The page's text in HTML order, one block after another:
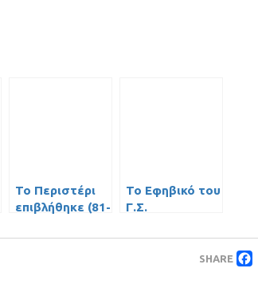
To Περιστέρι
επιβλήθηκε (81-
και στον
Το Εφηβικό του
Γ.Σ.
πέρασε
νικηφόρα (77-SHARE